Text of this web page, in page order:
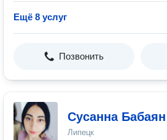
Ещё 8 услуг
Позвонить
Сусанна Бабаян
Липецк